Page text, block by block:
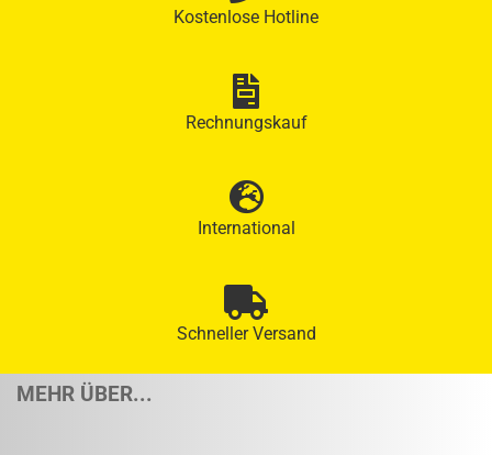
Kostenlose Hotline
Rechnungskauf
International
Schneller Versand
MEHR ÜBER...